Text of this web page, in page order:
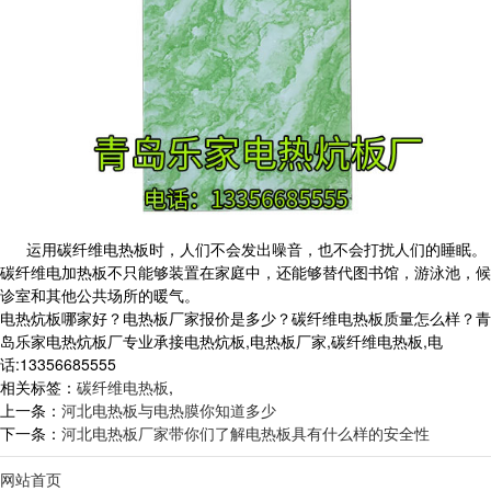
运用碳纤维电热板时，人们不会发出噪音，也不会打扰人们的睡眠。
碳纤维电加热板不只能够装置在家庭中，还能够替代图书馆，游泳池，候
诊室和其他公共场所的暖气。
电热炕板哪家好？电热板厂家报价是多少？碳纤维电热板质量怎么样？青
岛乐家电热炕板厂专业承接电热炕板,电热板厂家,碳纤维电热板,电
话:13356685555
相关标签： 碳纤维电热板,
上一条： 河北电热板与电热膜你知道多少
下一条： 河北电热板厂家带你们了解电热板具有什么样的安全性
网站首页